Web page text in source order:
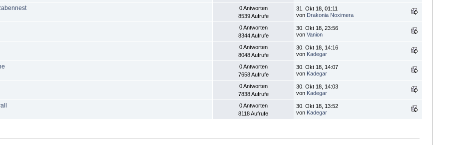
0 Antworten
8539 Aufrufe
31. Okt 18, 01:11
von Drakonia Noximera
0 Antworten
8344 Aufrufe
30. Okt 18, 23:56
vonVanion
0 Antworten
8048 Aufrufe
30. Okt 18, 14:16
von Kadegar
0 Antworten
7658 Aufrufe
30. Okt 18, 14:07
von Kadegar
0 Antworten
7838 Aufrufe
30. Okt 18, 14:03
von Kadegar
0 Antworten
8118 Aufrufe
30. Okt 18, 13:52
von Kadegar